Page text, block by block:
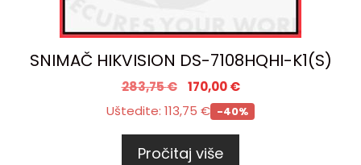
SNIMAČ HIKVISION DS-7108HQHI-K1(S)
283,75€ 170,00€
Uštedite: 113,75 € -40%
Pročitaj više